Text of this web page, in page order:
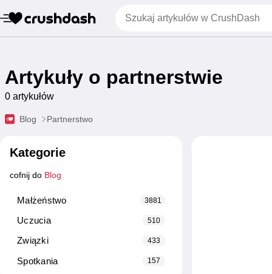
Artykuły o partnerstwie
0 artykułów
Blog Partnerstwo
Kategorie
cofnij do Blog
Małżeństwo 3881
Uczucia 510
Związki 433
Spotkania 157